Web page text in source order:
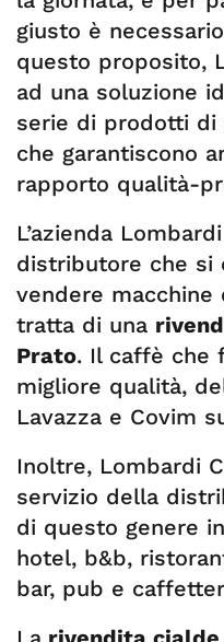
giusto è
questo proposito,
ad una soluzione
serie di prodotti di
che garantiscono
rapporto qualità-
L’azienda
distributore che si
vendere
tratta di una
Prato. Il caffè che
migliore qualità,
Lavazza e Covim
Inoltre, Lombardi
servizio della
di questo genere
hotel, b&b,
bar, pub e